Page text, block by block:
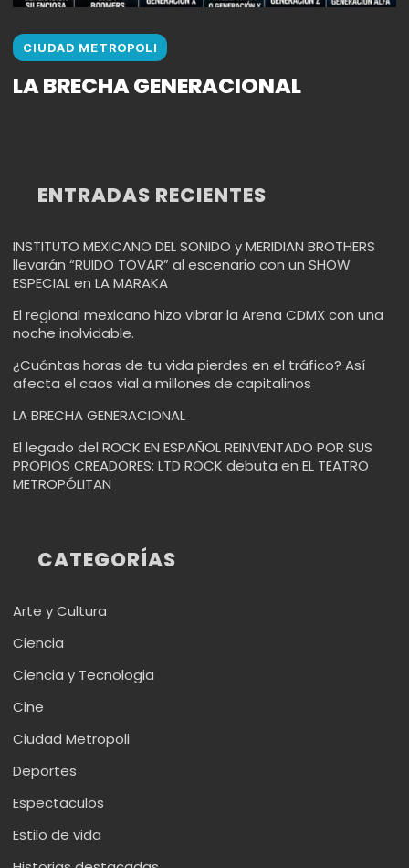
CIUDAD METROPOLI
LA BRECHA GENERACIONAL
ENTRADAS RECIENTES
INSTITUTO MEXICANO DEL SONIDO y MERIDIAN BROTHERS
llevarán “RUIDO TOVAR” al escenario con un SHOW
ESPECIAL en LA MARAKA
El regional mexicano hizo vibrar la Arena CDMX con una
noche inolvidable.
¿Cuántas horas de tu vida pierdes en el tráfico? Así
afecta el caos vial a millones de capitalinos
LA BRECHA GENERACIONAL
El legado del ROCK EN ESPAÑOL REINVENTADO POR SUS
PROPIOS CREADORES: LTD ROCK debuta en EL TEATRO
METROPÓLITAN
CATEGORÍAS
Arte y Cultura
Ciencia
Ciencia y Tecnologia
Cine
Ciudad Metropoli
Deportes
Espectaculos
Estilo de vida